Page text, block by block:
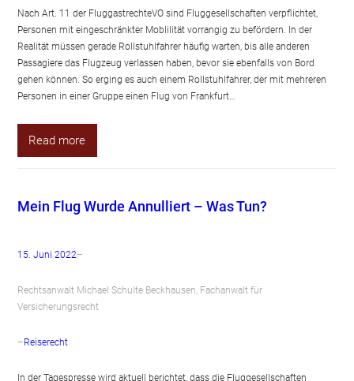
Nach Art. 11 der FluggastrechteVO sind Fluggesellschaften verpflichtet,
Personen mit eingeschränkter Moblilität vorrangig zu befördern. In der
Realität müssen gerade Rollstuhlfahrer häufig warten, bis alle anderen
Passagiere das Flugzeug verlassen haben, bevor sie ebenfalls von Bord
gehen können. So erging es auch einem Rollstuhlfahrer, der mit mehreren
Personen in einer Gruppe einen Flug von Frankfurt…
Read more
Mein Flug Wurde Annulliert – Was Tun?
15. Juni 2022–
Rechtsanwalt Michael Schulte Beckhausen, Fachanwalt für
Versicherungsrecht
–Reiserecht
In der Tagespresse wird aktuell berichtet, dass die Fluggesellschaften